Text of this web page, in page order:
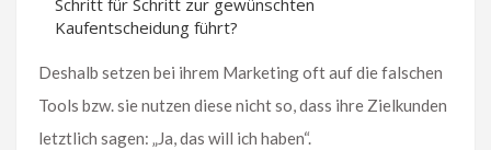
Schritt für Schritt zur gewünschten
Kaufentscheidung führt?
Deshalb setzen bei ihrem Marketing oft auf die falschen
Tools bzw. sie nutzen diese nicht so, dass ihre Zielkunden
letztlich sagen: „Ja, das will ich haben“.